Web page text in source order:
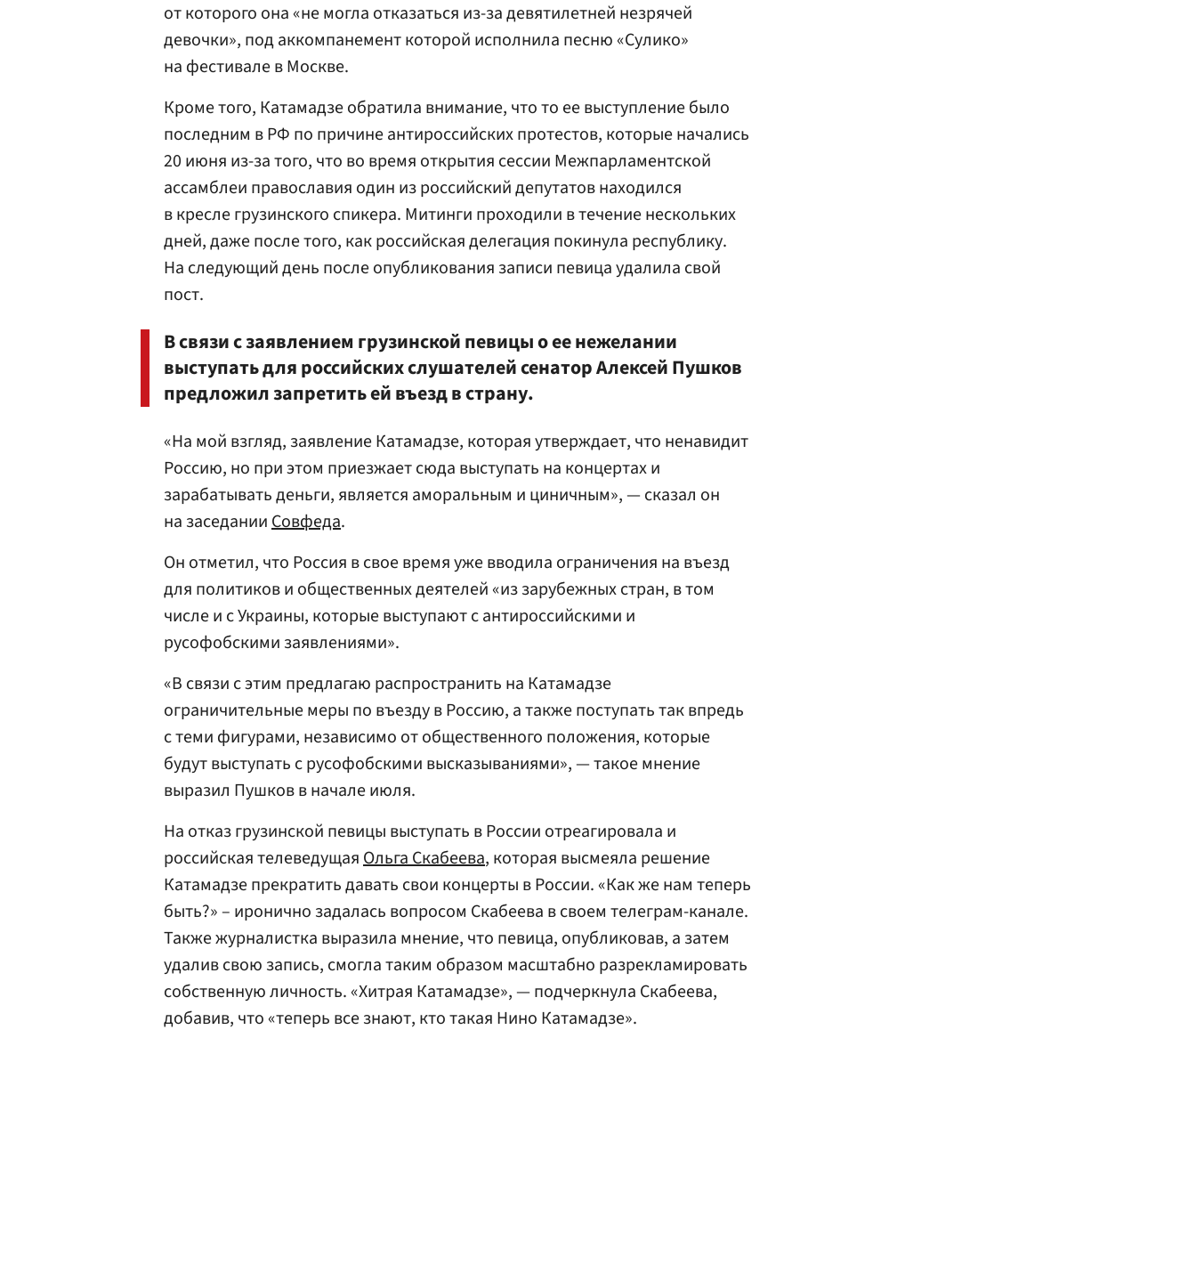
от которого она «не могла отказаться из-за девятилетней незрячей
девочки», под аккомпанемент которой исполнила песню «Сулико»
на фестивале в Москве.
Кроме того, Катамадзе обратила внимание, что то ее выступление было
последним в РФ по причине антироссийских протестов, которые начались
20 июня из-за того, что во время открытия сессии Межпарламентской
ассамблеи православия один из российский депутатов находился
в кресле грузинского спикера. Митинги проходили в течение нескольких
дней, даже после того, как российская делегация покинула республику.
На следующий день после опубликования записи певица удалила свой
пост.
В связи с заявлением грузинской певицы о ее нежелании
выступать для российских слушателей сенатор Алексей Пушков
предложил запретить ей въезд в страну.
«На мой взгляд, заявление Катамадзе, которая утверждает, что ненавидит
Россию, но при этом приезжает сюда выступать на концертах и
зарабатывать деньги, является аморальным и циничным», — сказал он
на заседанииСовфеда.
Он отметил, что Россия в свое время уже вводила ограничения на въезд
для политиков и общественных деятелей «из зарубежных стран, в том
числе и с Украины, которые выступают с антироссийскими и
русофобскими заявлениями».
«В связи с этим предлагаю распространить на Катамадзе
ограничительные меры по въезду в Россию, а также поступать так впредь
с теми фигурами, независимо от общественного положения, которые
будут выступать с русофобскими высказываниями», — такое мнение
выразил Пушков в начале июля.
На отказ грузинской певицы выступать в России отреагировала и
российская телеведущаяОльга Скабеева, которая высмеяла решение
Катамадзе прекратить давать свои концерты в России. «Как же нам теперь
быть?» – иронично задалась вопросом Скабеева в своем телеграм-канале.
Также журналистка выразила мнение, что певица, опубликовав, а затем
удалив свою запись, смогла таким образом масштабно разрекламировать
собственную личность. «Хитрая Катамадзе», — подчеркнула Скабеева,
добавив, что «теперь все знают, кто такая Нино Катамадзе».